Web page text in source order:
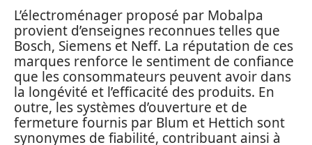
L’électroménager proposé par Mobalpa
provient d’enseignes reconnues telles que
Bosch, Siemens et Neff. La réputation de ces
marques renforce le sentiment de confiance
que les consommateurs peuvent avoir dans
la longévité et l’efficacité des produits. En
outre, les systèmes d’ouverture et de
fermeture fournis par Blum et Hettich sont
synonymes de fiabilité, contribuant ainsi à